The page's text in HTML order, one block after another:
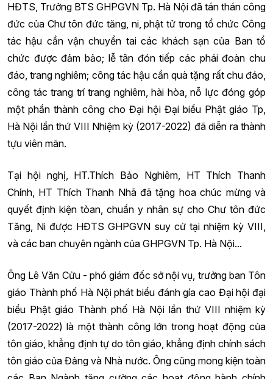
HĐTS, Trưởng BTS GHPGVN Tp. Hà Nội đã tán thán công
đức của Chư tôn đức tăng, ni, phật tử trong tổ chức Công
tác hậu cần vận chuyển tai các khách sạn của Ban tổ
chức được đảm bảo; lễ tân đón tiếp các phái đoàn chu
đáo, trang nghiêm; công tác hậu cần quà tặng rất chu đáo,
công tác trang trí trang nghiêm, hài hòa, nỗ lực đóng góp
một phần thành công cho Đại hội Đại biểu Phật giáo Tp,
Hà Nội lần thứ VIII Nhiệm kỳ (2017-2022) đã diễn ra thành
tựu viên mãn.
Tại hội nghị, HT.Thích Bảo Nghiêm, HT Thích Thanh
Chính, HT Thích Thanh Nhã đã tặng hoa chúc mừng và
quyết định kiện tòan, chuẩn y nhân sự cho Chư tôn đức
Tăng, Ni được HĐTS GHPGVN suy cử tại nhiệm kỳ VIII,
và các ban chuyên ngành của GHPGVN Tp. Hà Nội...
Ông Lê Văn Cửu - phó giám đốc sở nội vụ, trưởng ban Tôn
giáo Thành phố Hà Nội phát biểu đánh gía cao Đại hội đại
biểu Phật giáo Thành phố Hà Nội lần thứ VIII nhiệm kỳ
(2017-2022) là một thành công lớn trong hoạt động của
tôn giáo, khẳng định tự do tôn giáo, khẳng định chính sách
tôn giáo của Đảng và Nhà nước. Ông cũng mong kiện toàn